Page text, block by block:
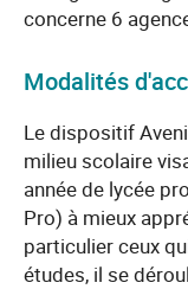
concerne 6
Modalités
Le dispositif
milieu scolaire
année de lycée
Pro) à mieux
particulier ceux
études, il se